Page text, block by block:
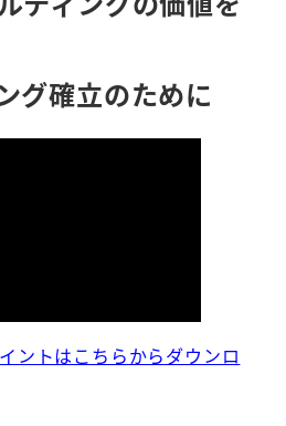
グ確立のために
ントはこちらからダウンロ